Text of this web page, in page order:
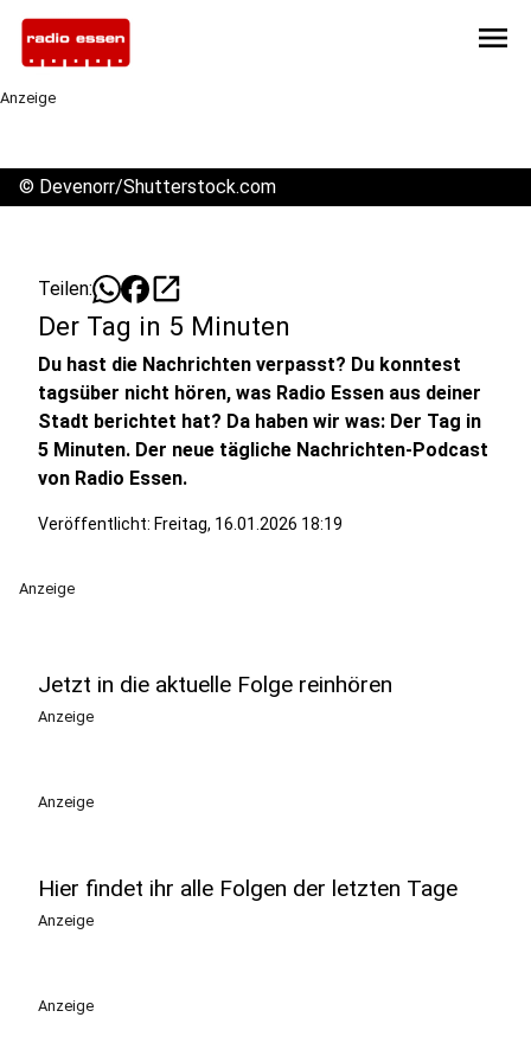
menu
Anzeige
© Devenorr/Shutterstock.com
Teilen: open_in_new
Der Tag in 5 Minuten
Du hast die Nachrichten verpasst? Du konntest
tagsüber nicht hören, was Radio Essen aus deiner
Stadt berichtet hat? Da haben wir was: Der Tag in
5 Minuten. Der neue tägliche Nachrichten-Podcast
von Radio Essen.
Veröffentlicht: Freitag, 16.01.2026 18:19
Anzeige
Jetzt in die aktuelle Folge reinhören
Anzeige
Anzeige
Hier findet ihr alle Folgen der letzten Tage
Anzeige
Anzeige